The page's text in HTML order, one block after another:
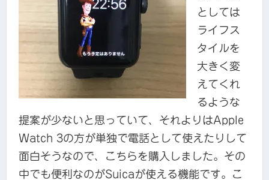
としては
ライフス
タイルを
大きく変
えてくれ
るような
提案が少ないと思っていて、それよりはApple
Watch 3の方が単独で電話として使えたりして
面白そうなので、こちらを購入しました。その
中でも便利なのがSuicaが使える機能です。こ